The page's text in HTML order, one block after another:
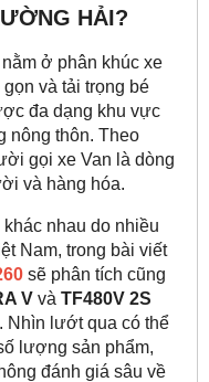
HẢI?
ở phân khúc xe
và tải trọng bé
đa dạng khu vực
nông thôn. Theo
gọi xe Van là dòng
và hàng hóa.
nhau do nhiều
Nam, trong bài viết
sẽ phân tích cũng
V và TF480V 2S
Nhìn lướt qua có thể
lượng sản phẩm,
đánh giá sâu về